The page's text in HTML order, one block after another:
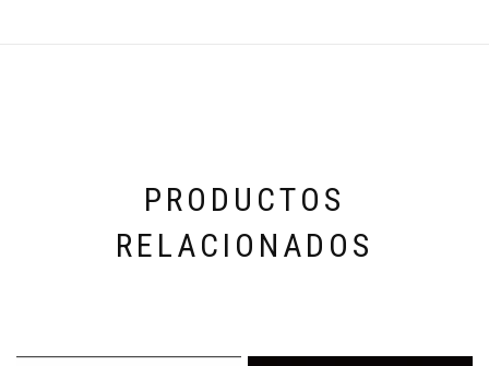
PRODUCTOS
RELACIONADOS